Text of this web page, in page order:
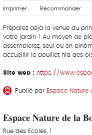
Imprimer Recommander
Préparez déjà la venue du
votre jardin ! Au moyen de
assemblerez, seul ou en
accueillir le douillet nid des
Site web : https://
Publié par Espace Nature
Espace Nature de la
Rue des Ecoles, 1